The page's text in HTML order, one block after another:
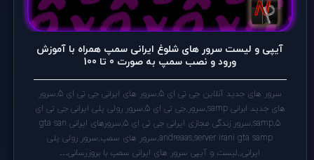
آیپی و لیست سرور های شلوغ ایرانی سمپ همراه با آموزش
ورود و نصب سمپ به صورت 0 تا 100
سرور های جدید آنلاین جی تی ای 5,سرور های ایرانی جی تی ای 5,سرور
های جدید ابرانی samp,سرور,جی تی ای 5,سرور رولی پلی ایرانی جی تی ای
5,samp,سرور زندگی مجازی ایرانی جی تی ای 5,سرورهای ایرانی gta san
andreaas,server irani gta samp,سرور های سمپ,سرور رولی پلی
ایرانی,,لیست و آیپی سرور های ایرانی سمپ با بروزرسانی…